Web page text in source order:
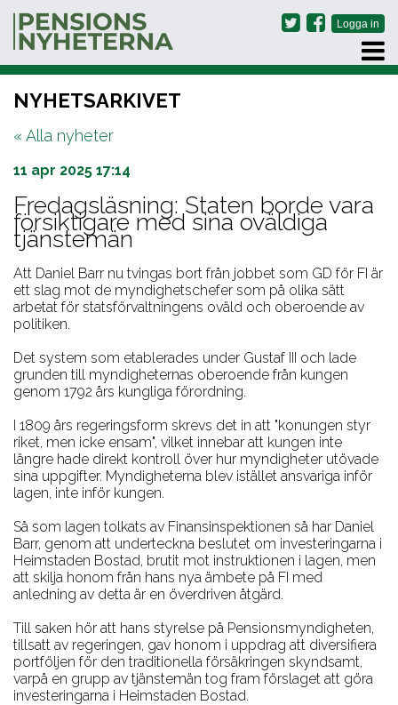
PRENUMERERA
ARKIV
OM OSS
KONTAKT
NYHETSARKIVET
« Alla nyheter
11 apr 2025 17:14
Fredagsläsning: Staten borde vara
försiktigare med sina oväldiga
tjänstemän
Att Daniel Barr nu tvingas bort från jobbet som GD för FI är
ett slag mot de myndighetschefer som på olika sätt
arbetat för statsförvaltningens oväld och oberoende av
politiken.
Det system som etablerades under Gustaf III och lade
grunden till myndigheternas oberoende från kungen
genom 1792 års kungliga förordning.
I 1809 års regeringsform skrevs det in att "konungen styr
riket, men icke ensam", vilket innebar att kungen inte
längre hade direkt kontroll över hur myndigheter utövade
sina uppgifter. Myndigheterna blev istället ansvariga inför
lagen, inte inför kungen.
Så som lagen tolkats av Finansinspektionen så har Daniel
Barr, genom att underteckna beslutet om investeringarna i
Heimstaden Bostad, brutit mot instruktionen i lagen, men
att skilja honom från hans nya ämbete på FI med
anledning av detta är en överdriven åtgärd.
Till saken hör att hans styrelse på Pensionsmyndigheten,
tillsatt av regeringen, gav honom i uppdrag att diversifiera
portföljen för den traditionella försäkringen skyndsamt,
varpå en grupp av tjänstemän tog fram förslaget att göra
investeringarna i Heimstaden Bostad.